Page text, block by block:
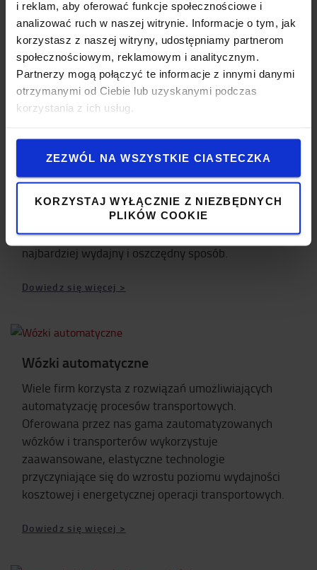
i reklam, aby oferować funkcje społecznościowe i
analizować ruch w naszej witrynie. Informacje o tym, jak
korzystasz z naszej witryny, udostępniamy partnerom
społecznościowym, reklamowym i analitycznym.
Partnerzy mogą połączyć te informacje z innymi danymi
otrzymanymi od Ciebie lub uzyskanymi podczas
korzystania z ich usług.
ZEZWÓL NA WSZYSTKIE CIASTECZKA
KORZYSTAJ WYŁĄCZNIE Z NIEZBĘDNYCH
PLIKÓW COOKIE
koszty i zwiększyć produktywność dzięki
optymalnemu rozwiązaniu w zakresie składowania.
Dowiedz się więcej >
Działalność produkcyjna
Jednym z głównych obszarów, w których służymy
pomocą, jest działalność produkcyjna. Jesteśmy
dumni z tego, że możemy dostarczać Państwu
najlepsze rozwiązania przyczyniające się do
prowadzenia działalności produkcyjnej w jak
najbardziej wydajny i oszczędny sposób.
Dowiedz się więcej >
Wózki automatyczne
Wiele firm korzysta z rozwiązań umożliwiających
automatyzację procesów transportowych.
Oferowana przez nas gama zautomatyzowanych
wózków i transporterów wykorzystuje
zaawansowane, elastyczne technologie
przyczyniające się do wzrostu poziomu wydajności
kosztowej i energetycznej operacji transportowych.
Dowiedz się więcej >